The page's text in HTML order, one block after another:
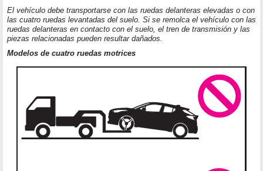
El vehículo debe transportarse con las ruedas delanteras elevadas o con
las cuatro ruedas levantadas del suelo. Si se remolca el vehículo con las
ruedas delanteras en contacto con el suelo, el tren de transmisión y las
piezas relacionadas pueden resultar dañados.
Modelos de cuatro ruedas motrices